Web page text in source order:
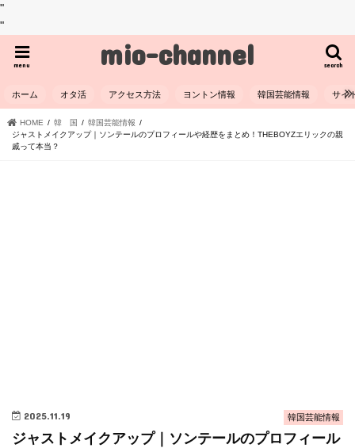
"
"
mio-channel search
menu
ホーム オタ活 アクセス方法 ヨントン情報 韓国芸能情報 サイ
HOME 韓 国
韓国芸能情報
ジャストメイクアップ｜ソンテールのプロフィールや経歴をまとめ！THEBOYZエリックの親
戚って本当？
韓国芸能情報
2025.11.19
ジャストメイクアップ｜ソンテールのプロフィール